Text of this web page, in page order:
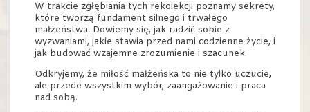
W trakcie zgłębiania tych rekolekcji poznamy sekrety,
które tworzą fundament silnego i trwałego
małżeństwa. Dowiemy się, jak radzić sobie z
wyzwaniami, jakie stawia przed nami codzienne życie, i
jak budować wzajemne zrozumienie i szacunek.
Odkryjemy, że miłość małżeńska to nie tylko uczucie,
ale przede wszystkim wybór, zaangażowanie i praca
nad sobą.